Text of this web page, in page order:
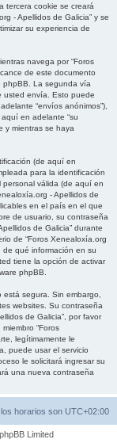
tercera cookie se creará
- Apellidos de Galicia” y se
su experiencia de
navega por “Foros
de este documento
phpBB. La segunda vía
usted envía. Esto puede
“envíos anónimos”),
en adelante “su
y mientras se haya
(de aquí en
para la identificación
personal válida (de aquí en
- Apellidos de
en el país en el que
de usuario, su contraseña
de Galicia” durante
de “Foros Xenealoxía.org
de qué información en su
tiene la opción de activar
phpBB.
segura. Sin embargo,
websites. Su contraseña
de Galicia”, por favor
“Foros
legítimamente le
puede usar el servicio
le solicitará ingresar su
una nueva contraseña
horarios son UTC+02:00
Limited